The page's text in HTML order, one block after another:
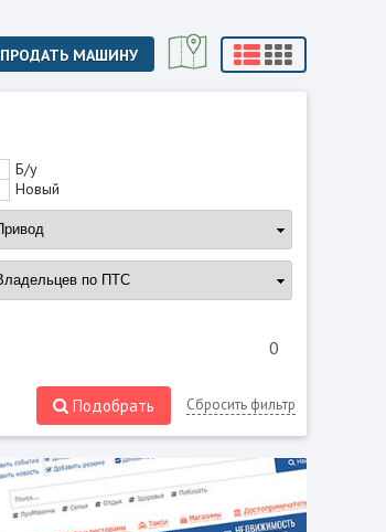
ПРОДАТЬ МАШИНУ
Б/у
Новый
Подобрать Сбросить фильтр